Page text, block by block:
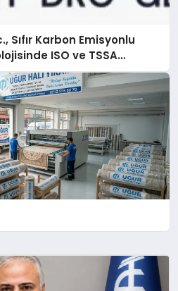
Sıfır Karbon Emisyonlu
ISO ve TSSA
Aldı